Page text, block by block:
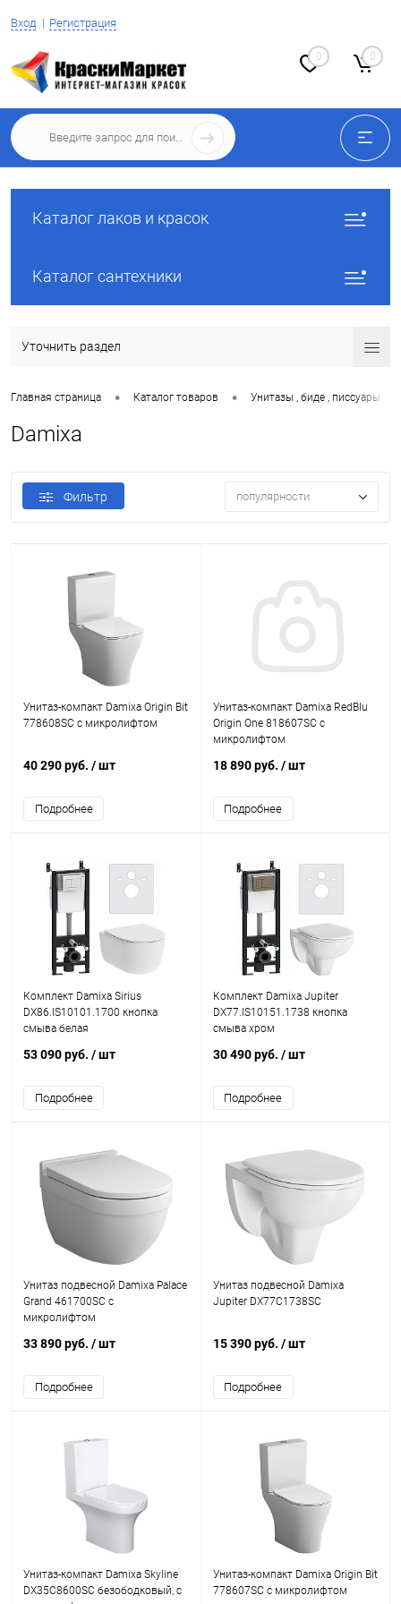
Вход Регистрация
0 0
Каталог лаков и красок
Каталог сантехники
Уточнить раздел
Главная страница • Каталог товаров • Унитазы , биде , писсуары
Damixa
Фильтр популярности
Унитаз-компакт Damixa Origin Bit
778608SC с микролифтом
40 290 руб. / шт
Подробнее
Унитаз-компакт Damixa RedBlu
Origin One 818607SC с
микролифтом
18 890 руб. / шт
Подробнее
Комплект Damixa Sirius
DX86.IS10101.1700 кнопка
смыва белая
53 090 руб. / шт
Подробнее
Комплект Damixa Jupiter
DX77.IS10151.1738 кнопка
смыва хром
30 490 руб. / шт
Подробнее
Унитаз подвесной Damixa Palace
Grand 461700SC с
микролифтом
33 890 руб. / шт
Подробнее
Унитаз подвесной Damixa
Jupiter DX77C1738SC
15 390 руб. / шт
Подробнее
Унитаз-компакт Damixa Skyline
DX35C8600SC безободковый, с
Унитаз-компакт Damixa Origin Bit
778607SC с микролифтом